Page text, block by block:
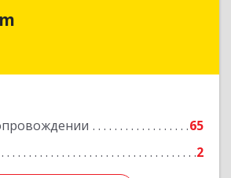
65
2
Молдова, MD-2060, Республика